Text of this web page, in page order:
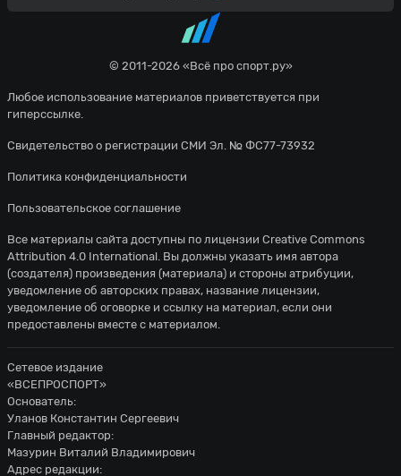
© 2011-2026 «Всё про спорт.ру»
Любое использование материалов приветствуется при
гиперссылке.
Свидетельство о регистрации СМИ Эл. № ФС77-73932
Политика конфиденциальности
Пользовательское соглашение
Все материалы сайта доступны по лицензии Creative Commons
Attribution 4.0 International. Вы должны указать имя автора
(создателя) произведения (материала) и стороны атрибуции,
уведомление об авторских правах, название лицензии,
уведомление об оговорке и ссылку на материал, если они
предоставлены вместе с материалом.
Сетевое издание
«ВСЕПРОСПОРТ»
Основатель:
Уланов Константин Сергеевич
Главный редактор:
Мазурин Виталий Владимирович
Адрес редакции: